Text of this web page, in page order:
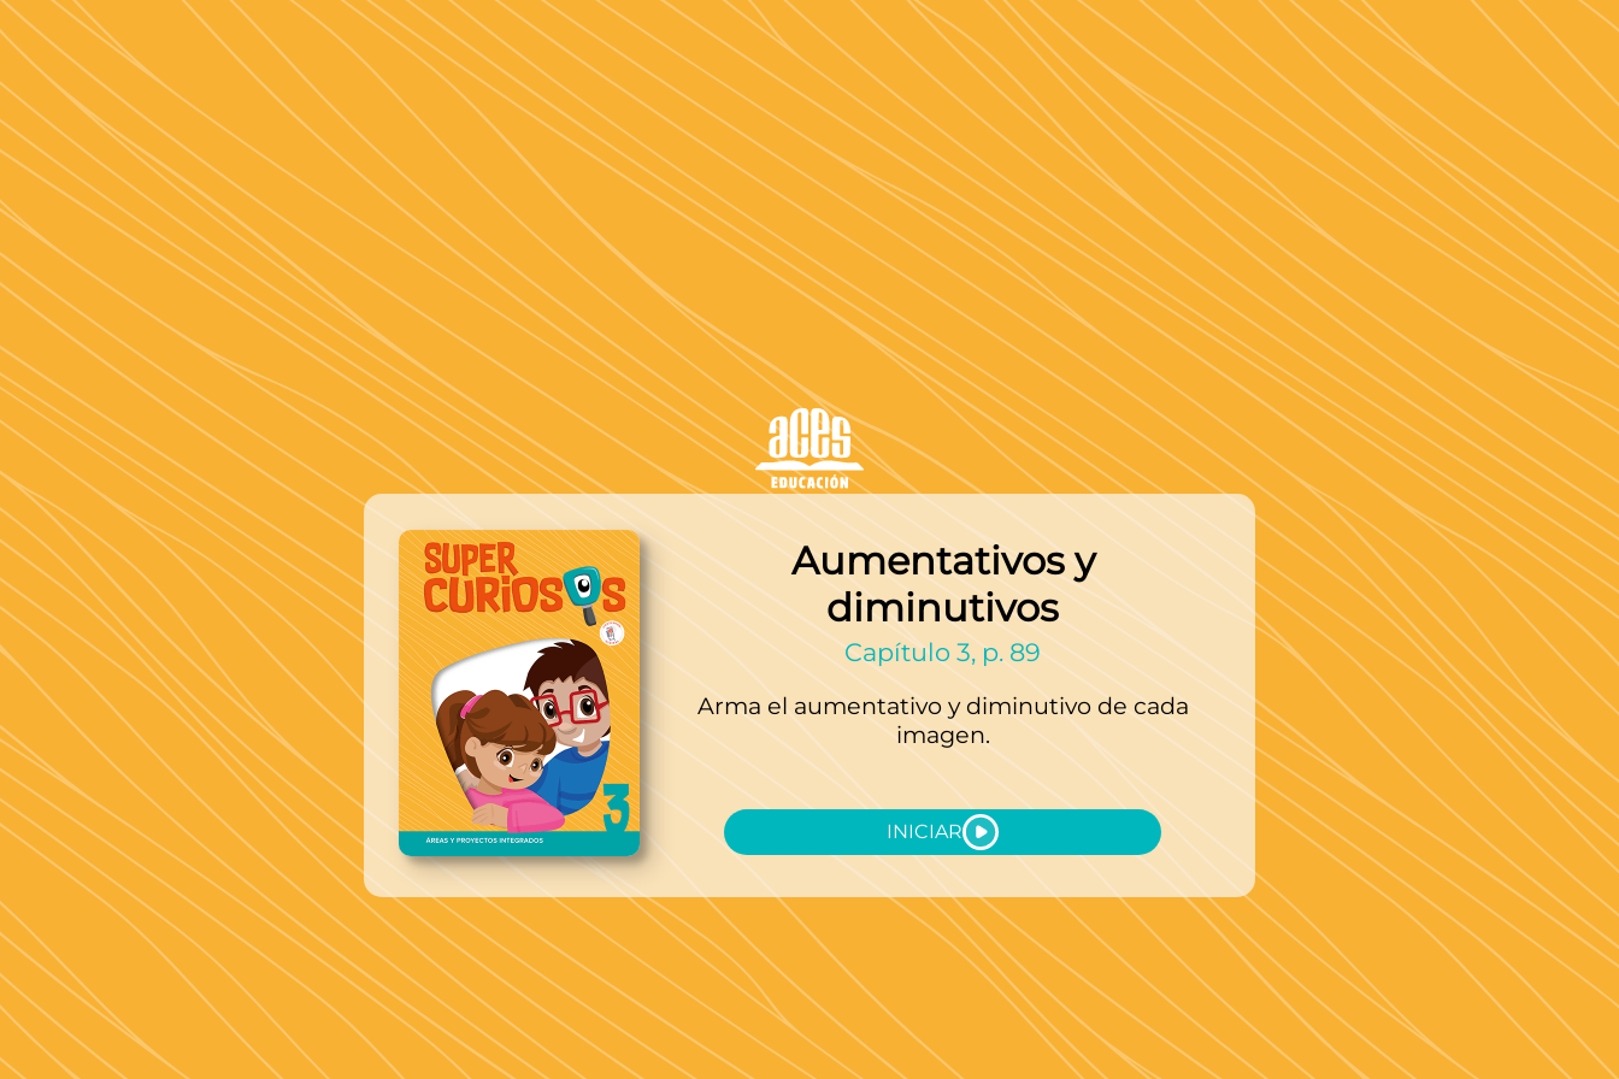
Aumentativos y
diminutivos
Capítulo 3, p. 89
Arma el aumentativo y diminutivo de cada
imagen.
INICIAR